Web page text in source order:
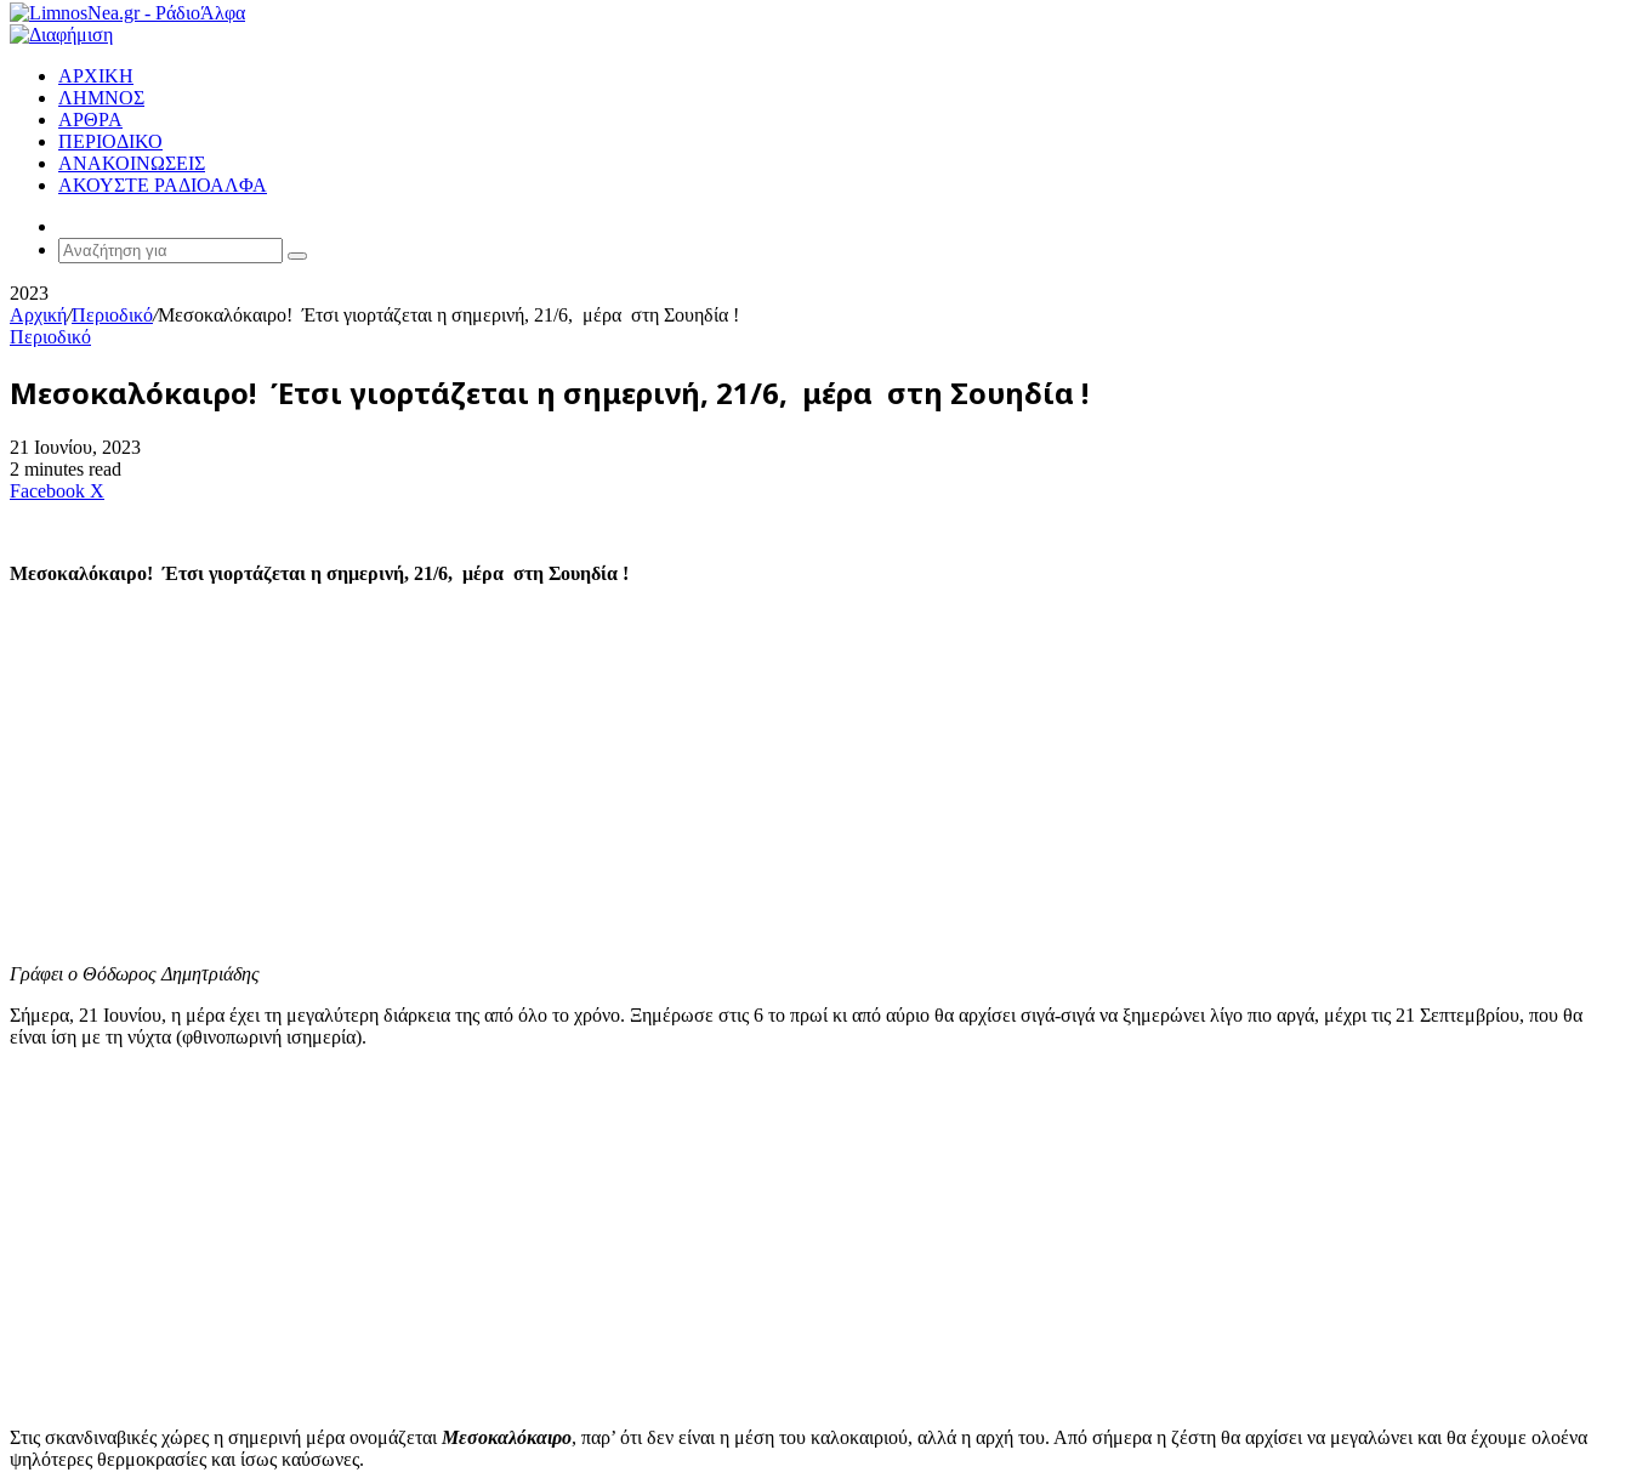
ΑΡΧΙΚΗ
ΛΗΜΝΟΣ
ΑΡΘΡΑ
ΠΕΡΙΟΔΙΚΟ
ΑΝΑΚΟΙΝΩΣΕΙΣ
ΑΚΟΥΣΤΕ ΡΑΔΙΟΑΛΦΑ
Article
Αναζήτηση
2023
Αρχική/Περιοδικό/Μεσοκαλόκαιρο! Έτσι γιορτάζεται η σημερινή, 21/6, μέρα στη Σουηδία !
Περιοδικό
Μεσοκαλόκαιρο! Έτσι γιορτάζεται η σημερινή, 21/6, μέρα στη Σουηδία !
21 Ιουνίου, 2023
2 minutes read
Facebook X
Μεσοκαλόκαιρο! Έτσι γιορτάζεται η σημερινή, 21/6, μέρα στη Σουηδία !
Γράφει ο Θόδωρος Δημητριάδης
Σήμερα, 21 Ιουνίου, η μέρα έχει τη μεγαλύτερη διάρκεια της από όλο το χρόνο. Ξημέρωσε στις 6 το πρωί κι από αύριο θα αρχίσει σιγά-σιγά να ξημερώνει λίγο πιο αργά, μέχρι τις 21 Σεπτεμβρίου, που θα
είναι ίση με τη νύχτα (φθινοπωρινή ισημερία).
Στις σκανδιναβικές χώρες η σημερινή μέρα ονομάζεται Μεσοκαλόκαιρο, παρ’ ότι δεν είναι η μέση του καλοκαιριού, αλλά η αρχή του. Από σήμερα η ζέστη θα αρχίσει να μεγαλώνει και θα έχουμε ολοένα
ψηλότερες θερμοκρασίες και ίσως καύσωνες.